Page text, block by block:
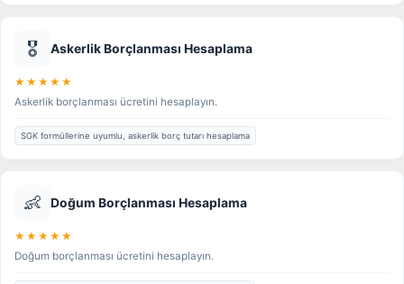
🎖️ Askerlik Borçlanması Hesaplama
★★★★★
Askerlik borçlanması ücretini hesaplayın.
SGK formüllerine uyumlu, askerlik borç tutarı hesaplama
👶 Doğum Borçlanması Hesaplama
★★★★★
Doğum borçlanması ücretini hesaplayın.